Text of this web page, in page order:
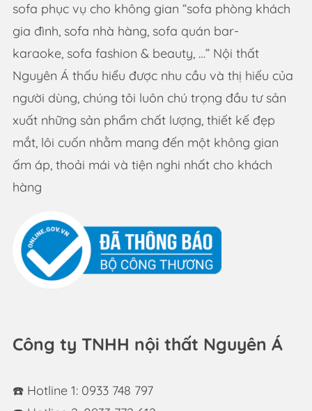
sofa phục vụ cho không gian “sofa phòng khách
gia đình, sofa nhà hàng, sofa quán bar-
karaoke, sofa fashion & beauty, …” Nội thất
Nguyên Á thấu hiểu được nhu cầu và thị hiếu của
người dùng, chúng tôi luôn chú trọng đầu tư sản
xuất những sản phẩm chất lượng, thiết kế đẹp
mắt, lôi cuốn nhằm mang đến một không gian
ấm áp, thoải mái và tiện nghi nhất cho khách
hàng
Công ty TNHH nội thất Nguyên Á
☎️ Hotline 1: 0933 748 797